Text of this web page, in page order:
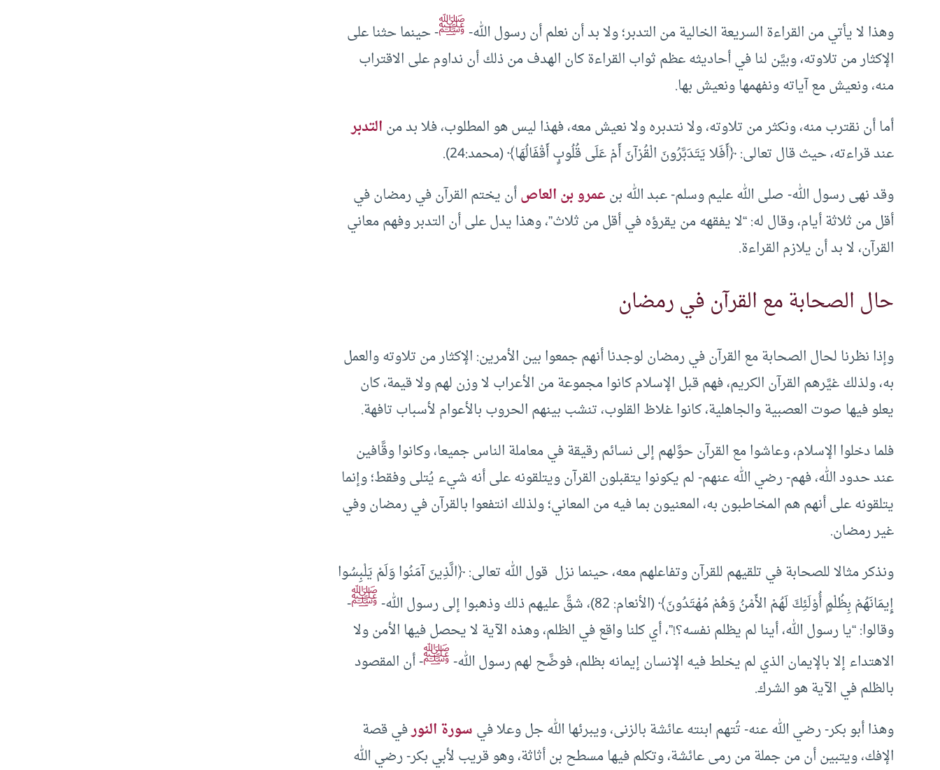
وهذا لا يأتي من القراءة السريعة الخالية من التدبر؛ ولا بد أن نعلم أن رسول الله-ﷺ- حينما حثنا على
الإكثار من تلاوته، وبيَّن لنا في أحاديثه عظم ثواب القراءة كان الهدف من ذلك أن نداوم على الاقتراب
منه، ونعيش مع آياته ونفهمها ونعيش بها.
أما أن نقترب منه، ونكثر من تلاوته، ولا نتدبره ولا نعيش معه، فهذا ليس هو المطلوب، فلا بد منالتدبر
عند قراءته، حيث قال تعالى: ﴿أَفَلا يَتَدَبَّرُونَ الْقُرْآنَ أَمْ عَلَى قُلُوبٍ أَقْفَالُهَا﴾ (محمد:24).
وقد نهى رسول الله- صلى الله عليم وسلم- عبد الله بنعمرو بن العاصأن يختم القرآن في رمضان في
أقل من ثلاثة أيام، وقال له: “لا يفقهه من يقرؤه في أقل من ثلاث”، وهذا يدل على أن التدبر وفهم معاني
القرآن، لا بد أن يلازم القراءة.
حال الصحابة مع القرآن في رمضان
وإذا نظرنا لحال الصحابة مع القرآن في رمضان لوجدنا أنهم جمعوا بين الأمرين: الإكثار من تلاوته والعمل
به، ولذلك غيَّرهم القرآن الكريم، فهم قبل الإسلام كانوا مجموعة من الأعراب لا وزن لهم ولا قيمة، كان
يعلو فيها صوت العصبية والجاهلية، كانوا غلاظ القلوب، تنشب بينهم الحروب بالأعوام لأسباب تافهة.
فلما دخلوا الإسلام، وعاشوا مع القرآن حوَّلهم إلى نسائم رقيقة في معاملة الناس جميعا، وكانوا وقَّافين
عند حدود الله، فهم- رضي الله عنهم- لم يكونوا يتقبلون القرآن ويتلقونه على أنه شيء يُتلى وفقط؛ وإنما
يتلقونه على أنهم هم المخاطبون به، المعنيون بما فيه من المعاني؛ ولذلك انتفعوا بالقرآن في رمضان وفي
غير رمضان.
ونذكر مثالا للصحابة في تلقيهم للقرآن وتفاعلهم معه، حينما نزل قول الله تعالى: ﴿الَّذِينَ آمَنُوا وَلَمْ يَلْبِسُوا
إِيمَانَهُمْ بِظُلْمٍ أُوْلَئِكَ لَهُمْ الأَمْنُ وَهُمْ مُهْتَدُونَ﴾ (الأنعام: 82)، شقَّ عليهم ذلك وذهبوا إلى رسول الله-
ﷺ-
وقالوا: “يا رسول الله، أينا لم يظلم نفسه؟!”، أي كلنا واقع في الظلم، وهذه الآية لا يحصل فيها الأمن ولا
الاهتداء إلا بالإيمان الذي لم يخلط فيه الإنسان إيمانه بظلم، فوضَّح لهم رسول الله-ﷺ- أن المقصود
بالظلم في الآية هو الشرك.
وهذا أبو بكر- رضي الله عنه- تُتهم ابنته عائشة بالزنى، ويبرئها الله جل وعلا فيسورة النورفي قصة
الإفك، ويتبين أن من جملة من رمى عائشة، وتكلم فيها مسطح بن أثاثة، وهو قريب لأبي بكر- رضي الله